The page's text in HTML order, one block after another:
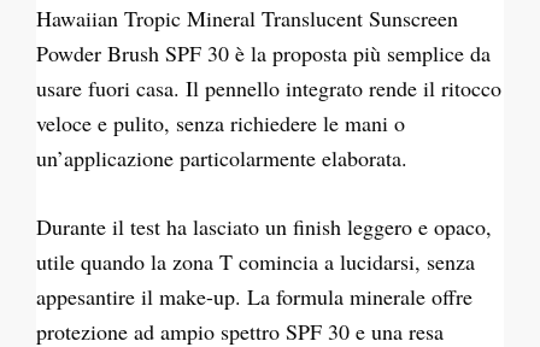
Hawaiian Tropic Mineral Translucent Sunscreen
Powder Brush SPF 30 è la proposta più semplice da
usare fuori casa. Il pennello integrato rende il ritocco
veloce e pulito, senza richiedere le mani o
un’applicazione particolarmente elaborata.
Durante il test ha lasciato un finish leggero e opaco,
utile quando la zona T comincia a lucidarsi, senza
appesantire il make-up. La formula minerale offre
protezione ad ampio spettro SPF 30 e una resa